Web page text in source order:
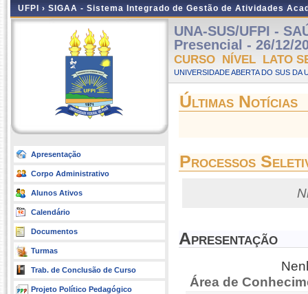
UFPI › SIGAA - Sistema Integrado de Gestão de Atividades
Apresentação
Corpo Administrativo
Alunos Ativos
Calendário
Documentos
Turmas
Trab. de Conclusão de Curso
Projeto Político Pedagógico
UNA-SUS/UFPI -
Presencial - 26/12/
CURSO NÍVEL LATO
UNIVERSIDADE ABERTA DO SUS DA
Últimas Notícias
Processos
Apresentação
Área de